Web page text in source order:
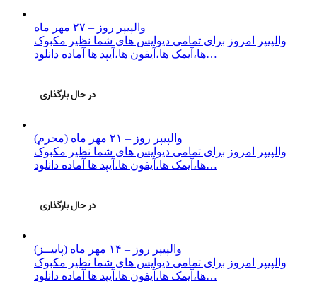
والپیپر روز – ۲۷ مهر ماه
والپیپر امروز برای تمامی دیوایس های شما نظیر مکبوک
ها،آیمک ها،آیفون ها،آیپد ها آماده دانلود…
والپیپر روز – ۲۱ مهر ماه (محرم)
والپیپر امروز برای تمامی دیوایس های شما نظیر مکبوک
ها،آیمک ها،آیفون ها،آیپد ها آماده دانلود…
والپیپر روز – ۱۴ مهر ماه (پاییــز)
والپیپر امروز برای تمامی دیوایس های شما نظیر مکبوک
ها،آیمک ها،آیفون ها،آیپد ها آماده دانلود…